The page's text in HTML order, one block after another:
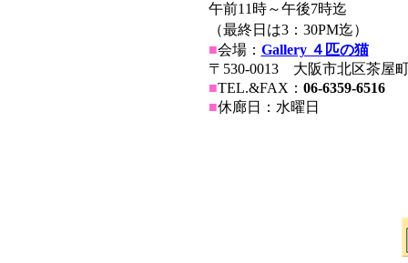
午前11時～午後7時迄
（最終日は3：30PM迄）
■会場： Gallery ４匹の猫
〒530-0013 大阪市北区茶屋
■TEL.&FAX： 06-6359-6516
■休廊日：水曜 日